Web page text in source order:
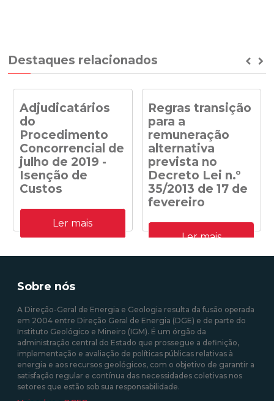
Destaques relacionados
Adjudicatários
do
Procedimento
Concorrencial de
julho de 2019 -
Isenção de
Custos
Adjudicatários do
Procedimento
Concorrencial de julho de
capacidade de receção na
produzida em centrais
solares fotovoltaicas -
09/09/2020 12:00:00
Ler mais
Regras transição
para a
remuneração
alternativa
prevista no
Decreto Lei n.º
35/2013 de 17 de
fevereiro
Despacho n.º
41/DGEG/2020: Regras
10/08/2020 12:00:00
Ler mais
Sobre nós
A Direção-Geral de Energia e Geologia resulta da fusão operada
em 2004 entre Direção Geral de Energia (DGE) e de parte do
Instituto Geológico e Mineiro (IGM). É um órgão da
administração central do Estado que prossegue a definição,
implementação e avaliação de políticas públicas relativas à
energia e aos recursos geológicos, com o objetivo de garantir a
satisfação regular e contínua das necessidades coletivas nos
setores que estão sob sua responsabilidade.